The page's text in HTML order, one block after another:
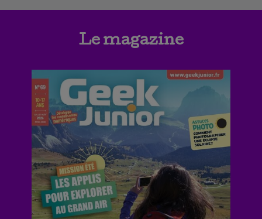
Le magazine